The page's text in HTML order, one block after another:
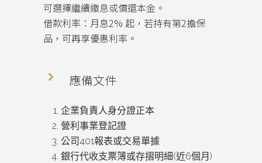
可選擇繼續繳息或償還本金。
借款利率：月息2% 起，若持有第2擔保
品，可再享優惠利率。
應備文件
企業負責人身分證正本
營利事業登記證
公司401報表或交易單據
銀行代收支票簿或存摺明細(近6個月)